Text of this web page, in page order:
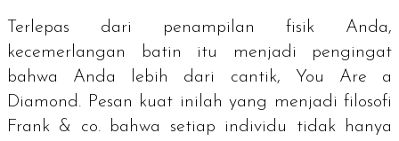
Terlepas dari penampilan fisik Anda,
kecemerlangan batin itu menjadi pengingat
bahwa Anda lebih dari cantik, You Are a
Diamond . Pesan kuat inilah yang menjadi filosofi
Frank & co. bahwa setiap individu tidak hanya